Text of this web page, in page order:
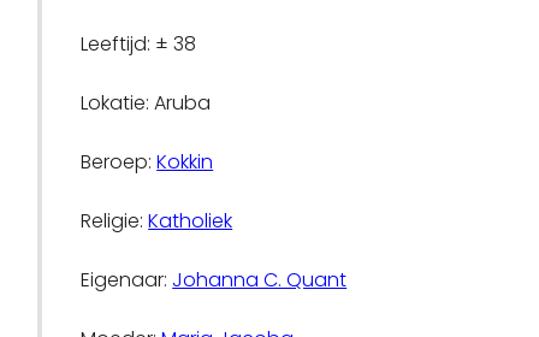
Leeftijd: ± 38
Lokatie: Aruba
Beroep:Kokkin
Religie:Katholiek
Eigenaar: Johanna C. Quant